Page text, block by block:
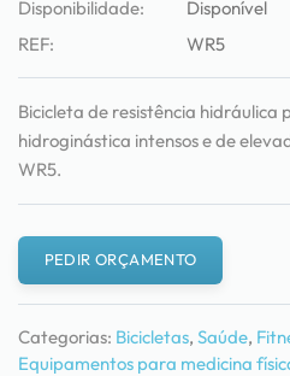
Disponibilidade:
Disponível
REF:
WR5
Bicicleta de resistência hidráulica
hidroginástica intensos e de
WR5.
PEDIR ORÇAMENTO
Categorias: Bicicletas, Saúde,
Equipamentos para medicina